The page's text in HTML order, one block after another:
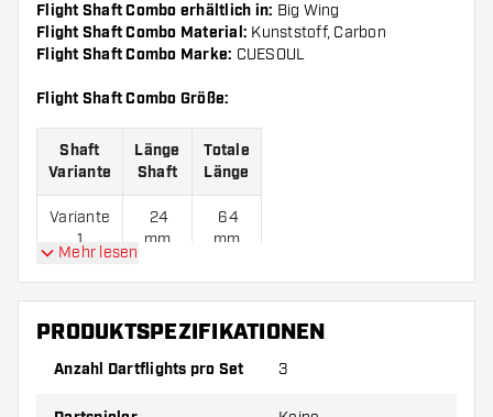
Flight Shaft Combo erhältlich in: Big Wing
Flight Shaft Combo Material: Kunststoff, Carbon
Flight Shaft Combo Marke: CUESOUL
Flight Shaft Combo Größe:
Shaft
Variante
Länge
Shaft
Totale
Länge
Variante
1
24
mm
64
mm
Variante
2
27
mm
67
mm
3
mm
mm
Mehr lesen
PRODUKTSPEZIFIKATIONEN
Anzahl Dartflights pro Set 3